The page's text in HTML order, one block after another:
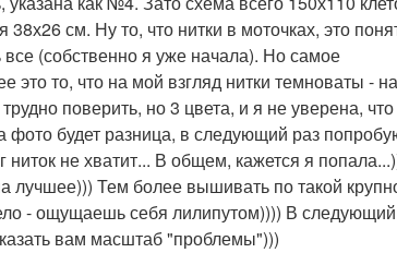
38х26 см. Ну то, что нитки в моточках, это
(собственно я уже начала). Но самое
это то, что на мой взгляд нитки темноваты -
поверить, но 3 цвета, и я не уверена,
фото будет разница, в следующий раз
ниток не хватит... В общем, кажется я
лучшее))) Тем более вышивать по такой
- ощущаешь себя лилипутом)))) В
вам масштаб "проблемы")))